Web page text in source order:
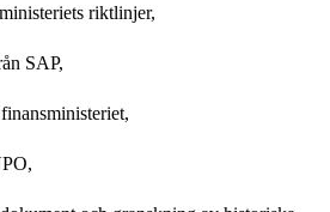
riktlinjer,
SAP,